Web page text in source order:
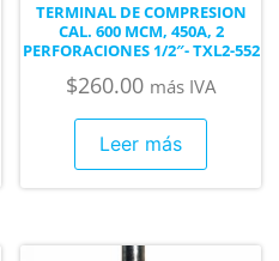
TERMINAL DE COMPRESION
CAL. 600 MCM, 450A, 2
PERFORACIONES 1/2″- TXL2-552
$260.00 más IVA
Leer más